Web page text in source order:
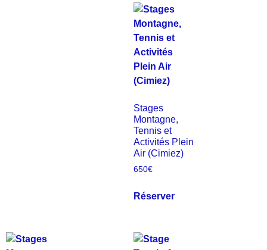
Stages
Montagne,
Tennis et
Activités Plein
Air (Cimiez)
650€
Réserver